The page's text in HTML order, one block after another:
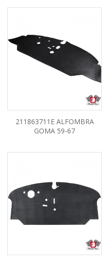
211863711E ALFOMBRA
GOMA 59-67